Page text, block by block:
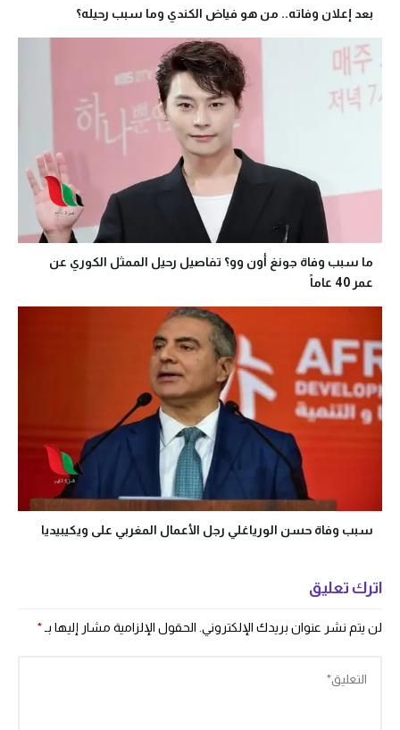
بعد إعلان وفاته.. من هو فياض الكندي وما سبب رحيله؟
ما سبب وفاة جونغ أون وو؟ تفاصيل رحيل الممثل الكوري عن
عمر 40 عاماً
سبب وفاة حسن الورياغلي رجل الأعمال المغربي على ويكيبيديا
اترك تعليق
لن يتم نشر عنوان بريدك الإلكتروني. الحقول الإلزامية مشار إليها بـ*